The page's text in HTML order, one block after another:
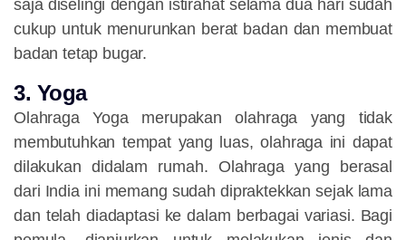
saja diselingi dengan istirahat selama dua hari sudah
cukup untuk menurunkan berat badan dan membuat
badan tetap bugar.
3. Yoga
Olahraga Yoga merupakan olahraga yang tidak
membutuhkan tempat yang luas, olahraga ini dapat
dilakukan didalam rumah. Olahraga yang berasal
dari India ini memang sudah dipraktekkan sejak lama
dan telah diadaptasi ke dalam berbagai variasi. Bagi